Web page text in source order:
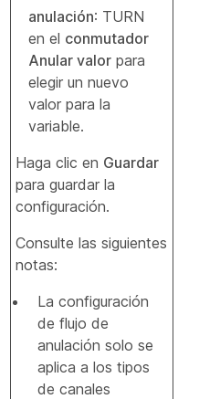
anulación: TURN
en el conmutador
Anular valor para
elegir un nuevo
valor para la
variable.
Haga clic en Guardar
para guardar la
configuración.
Consulte las siguientes
notas:
La configuración
de flujo de
anulación solo se
aplica a los tipos
de canales